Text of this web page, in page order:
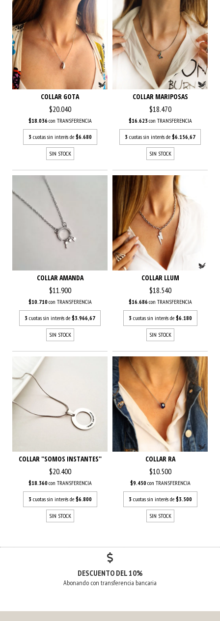
COLLAR GOTA
$20.040
$18.036con TRANSFERENCIA
3 cuotas sin interés de $6.680
SIN STOCK
COLLAR MARIPOSAS
$18.470
$16.623 con TRANSFERENCIA
3 cuotas sin interés de $6.156,67
SIN STOCK
COLLAR AMANDA
$11.900
$10.710con TRANSFERENCIA
3 cuotas sin interés de $3.966,67
SIN STOCK
COLLAR LLUM
$18.540
$16.686con TRANSFERENCIA
3 cuotas sin interés de $6.180
SIN STOCK
COLLAR "SOMOS INSTANTES"
$20.400
$18.360con TRANSFERENCIA
3 cuotas sin interés de $6.800
SIN STOCK
COLLAR RA
$10.500
$9.450con TRANSFERENCIA
3 cuotas sin interés de $3.500
SIN STOCK
DESCUENTO DEL 10%
Abonando con transferencia bancaria